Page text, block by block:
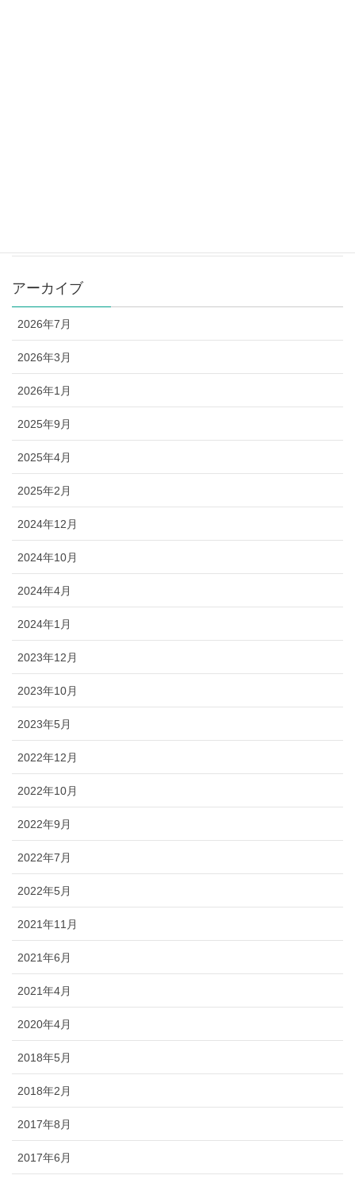
アーカイブ
2026年7月
2026年3月
2026年1月
2025年9月
2025年4月
2025年2月
2024年12月
2024年10月
2024年4月
2024年1月
2023年12月
2023年10月
2023年5月
2022年12月
2022年10月
2022年9月
2022年7月
2022年5月
2021年11月
2021年6月
2021年4月
2020年4月
2018年5月
2018年2月
2017年8月
2017年6月